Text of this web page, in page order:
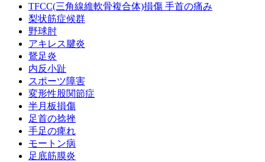
TFCC(三角線維軟骨複合体)損傷 手首の痛み
梨状筋症候群
野球肘
アキレス腱炎
鵞足炎
内反小趾
スポーツ障害
変形性股関節症
半月板損傷
足首の捻挫
手足の痺れ
モートン病
足底筋膜炎